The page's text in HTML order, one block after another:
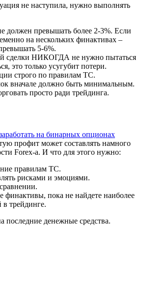
не наступила, нужно выполнять
должен превышать более 2-3%. Если
на нескольких финактивах –
5-6%.
сделки НИКОГДА не нужно пытаться
это только усугубит потери.
строго по правилам ТС.
вначале должно быть минимальным.
просто ради трейдинга.
на бинарных опционах
профит может составлять намного
Forex-а. И что для этого нужно:
правилам ТС.
рисками и эмоциями.
финактивы, пока не найдете наиболее
трейдинге.
последние денежные средства.